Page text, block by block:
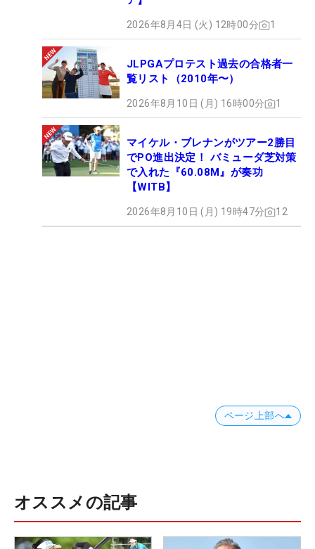
2026年8月4日 (火) 12時00分 1
JLPGAプロテスト過去の合格者一
覧リスト（2010年〜）
2026年8月10日 (月) 16時00分 1
マイケル・ブレナンがツアー2勝目
でPO進出決定！ バミューダ芝対策
で入れた『60.08M』が奏功
【WITB】
2026年8月10日 (月) 19時47分 12
ページ上部へ
オススメの記事